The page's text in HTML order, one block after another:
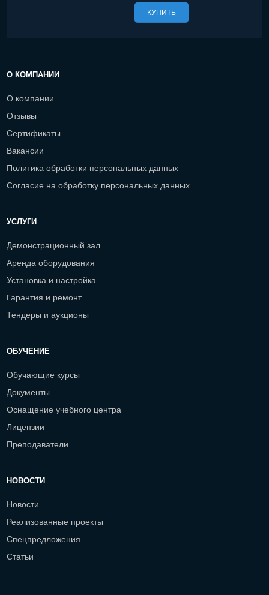
КУПИТЬ
О КОМПАНИИ
О компании
Отзывы
Сертификаты
Вакансии
Политика обработки персональных данных
Согласие на обработку персональных данных
УСЛУГИ
Демонстрационный зал
Аренда оборудования
Установка и настройка
Гарантия и ремонт
Тендеры и аукционы
ОБУЧЕНИЕ
Обучающие курсы
Документы
Оснащение учебного центра
Лицензии
Преподаватели
НОВОСТИ
Новости
Реализованные проекты
Спецпредложения
Статьи